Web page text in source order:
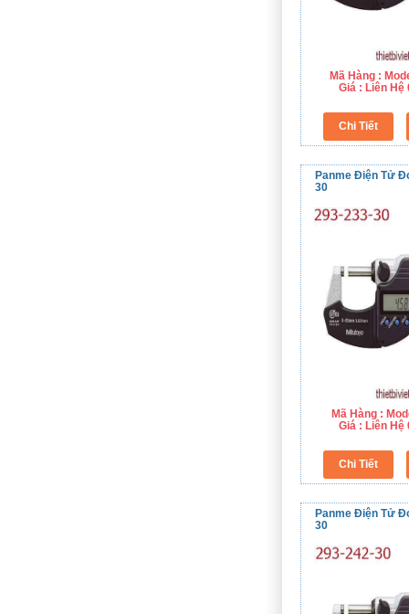
Mã Hàng :
Giá : Liên Hệ
Panme Điện Tử
30
Mã Hàng :
Giá : Liên Hệ
Panme Điện Tử
30